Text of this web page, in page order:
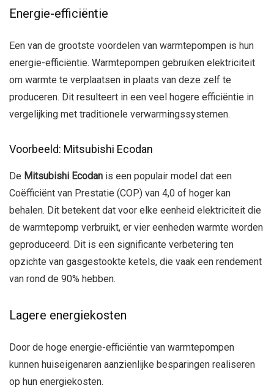
Energie-efficiëntie
Een van de grootste voordelen van warmtepompen is hun
energie-efficiëntie. Warmtepompen gebruiken elektriciteit
om warmte te verplaatsen in plaats van deze zelf te
produceren. Dit resulteert in een veel hogere efficiëntie in
vergelijking met traditionele verwarmingssystemen.
Voorbeeld: Mitsubishi Ecodan
De Mitsubishi Ecodan is een populair model dat een
Coëfficiënt van Prestatie (COP) van 4,0 of hoger kan
behalen. Dit betekent dat voor elke eenheid elektriciteit die
de warmtepomp verbruikt, er vier eenheden warmte worden
geproduceerd. Dit is een significante verbetering ten
opzichte van gasgestookte ketels, die vaak een rendement
van rond de 90% hebben.
Lagere energiekosten
Door de hoge energie-efficiëntie van warmtepompen
kunnen huiseigenaren aanzienlijke besparingen realiseren
op hun energiekosten.